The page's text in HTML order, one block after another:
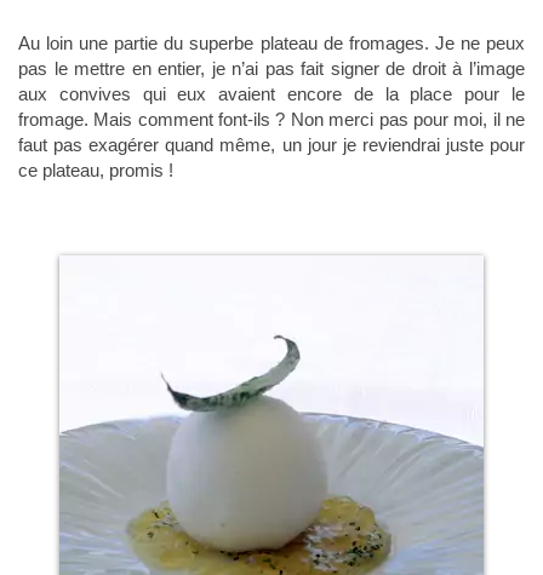
Au loin une partie du superbe plateau de fromages. Je ne peux
pas le mettre en entier, je n’ai pas fait signer de droit à l’image
aux convives qui eux avaient encore de la place pour le
fromage. Mais comment font-ils ? Non merci pas pour moi, il ne
faut pas exagérer quand même, un jour je reviendrai juste pour
ce plateau, promis !